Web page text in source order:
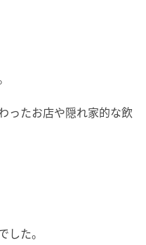
ったお店や隠れ家的な飲
た。